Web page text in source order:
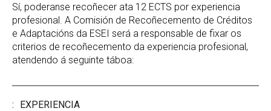
Sí, poderanse recoñecer ata 12 ECTS por experiencia
profesional. A Comisión de Recoñecemento de Créditos
e Adaptacións da ESEI será a responsable de fixar os
criterios de recoñecemento da experiencia profesional,
atendendo á seguinte táboa:
EXPERIENCIA